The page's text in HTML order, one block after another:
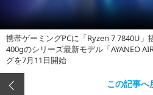
携帯ゲーミングPCに「Ryzen 7 7840U
400gのシリーズ最新モデル「AYANEO
グを7月11日開始
この記事へ